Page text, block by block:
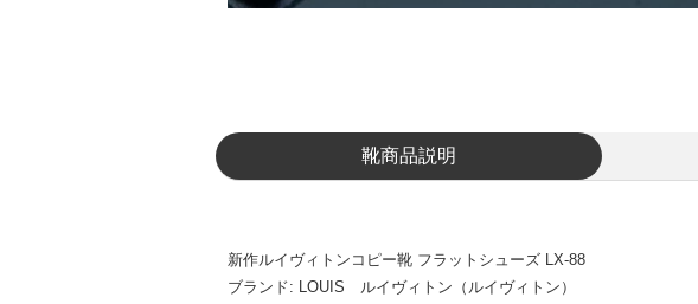
靴商品説明
新作ルイヴィトンコピー靴 フラットシューズ LX-88
ブランド: LOUIS ルイヴィトン（ルイヴィトン）